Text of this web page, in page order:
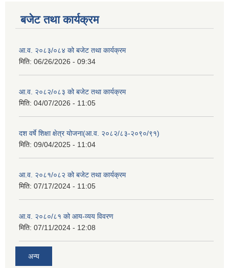
बजेट तथा कार्यक्रम
आ.व. २०८३/०८४ को बजेट तथा कार्यक्रम
मिति: 06/26/2026 - 09:34
आ.व. २०८२/०८३ को बजेट तथा कार्यक्रम
मिति: 04/07/2026 - 11:05
दश वर्षे शिक्षा क्षेत्र योजना(आ.व. २०८२/८३-२०९०/९१)
मिति: 09/04/2025 - 11:04
आ.व. २०८१/०८२ को बजेट तथा कार्यक्रम
मिति: 07/17/2024 - 11:05
आ.व. २०८०/८१ को आय-व्यय विवरण
मिति: 07/11/2024 - 12:08
अन्य